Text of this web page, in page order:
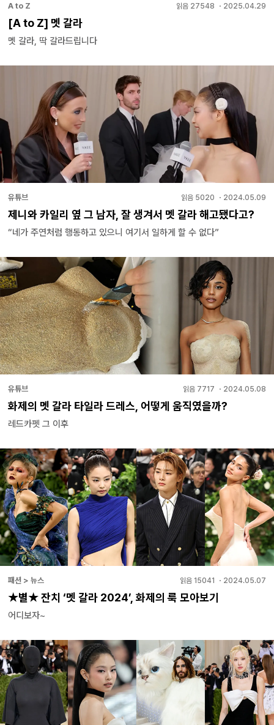
A to Z 읽음 27548 ・ 2025.04.29
[A to Z] 멧 갈라
멧 갈라, 딱 갈라드립니다
유튜브 읽음 5020 ・ 2024.05.09
제니와 카일리 옆 그 남자, 잘 생겨서 멧 갈라 해고됐다고?
“네가 주연처럼 행동하고 있으니 여기서 일하게 할 수 없다”
유튜브 읽음 7717 ・ 2024.05.08
화제의 멧 갈라 타일라 드레스, 어떻게 움직였을까?
레드카펫 그 이후
패션 > 뉴스 읽음 15041 ・ 2024.05.07
★별★ 잔치 ‘멧 갈라 2024’, 화제의 룩 모아보기
어디보자~